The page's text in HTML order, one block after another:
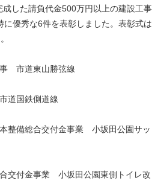
した請負代金500万円以上の建設工事
優秀な6件を表彰しました。表彰式は
市道東山勝弦線
道国鉄側道線
整備総合交付金事業 小坂田公園サッ
交付金事業 小坂田公園東側トイレ改